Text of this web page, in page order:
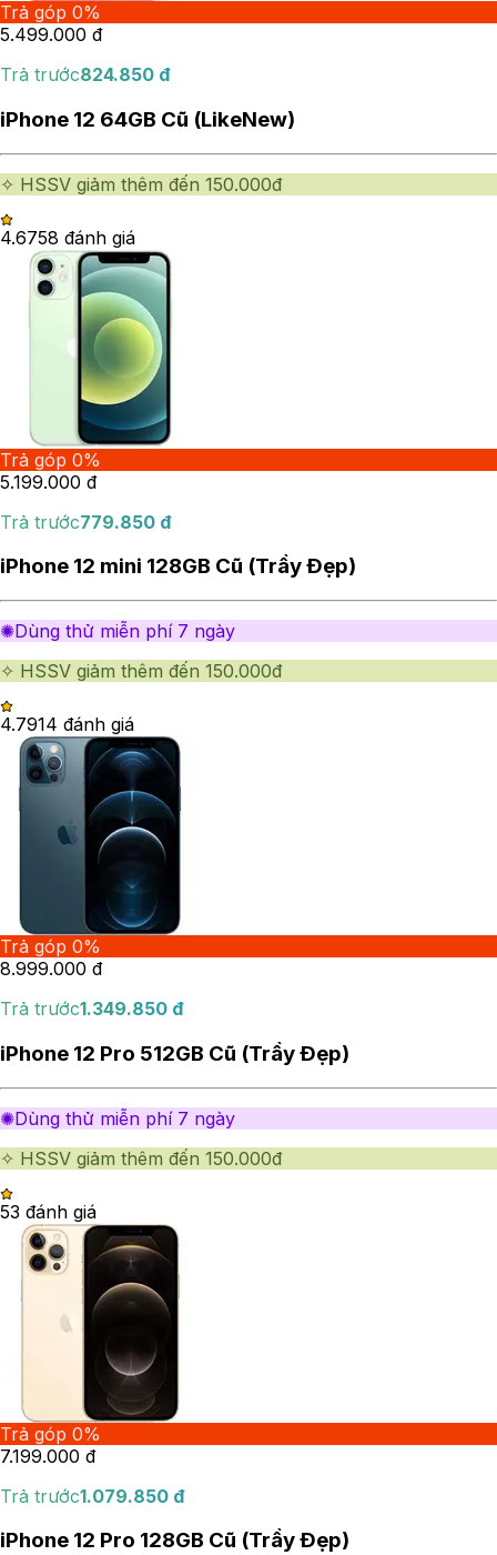
Trả góp 0%
5.499.000 đ
Trả trước824.850 đ
iPhone 12 64GB Cũ (LikeNew)
✧ HSSV giảm thêm đến 150.000đ
4.6758 đánh giá
Trả góp 0%
5.199.000 đ
Trả trước779.850 đ
iPhone 12 mini 128GB Cũ (Trầy Đẹp)
✺Dùng thử miễn phí 7 ngày
✧ HSSV giảm thêm đến 150.000đ
4.7914 đánh giá
Trả góp 0%
8.999.000 đ
Trả trước1.349.850 đ
iPhone 12 Pro 512GB Cũ (Trầy Đẹp)
✺Dùng thử miễn phí 7 ngày
✧ HSSV giảm thêm đến 150.000đ
53 đánh giá
Trả góp 0%
7.199.000 đ
Trả trước1.079.850 đ
iPhone 12 Pro 128GB Cũ (Trầy Đẹp)